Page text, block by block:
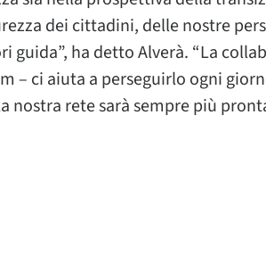
dei cittadini, delle nostre
guida”, ha detto Alverà. “La
– ci aiuta a perseguirlo ogni
nostra rete sarà sempre più